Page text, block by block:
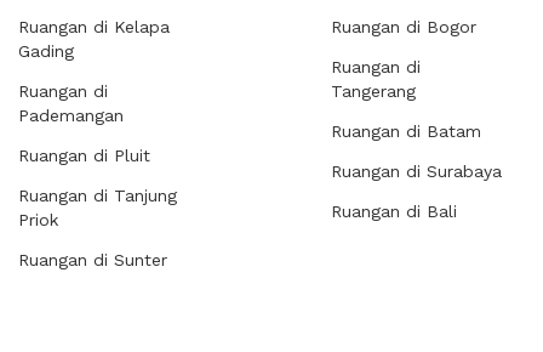
Ruangan di Kelapa
Gading
Ruangan di
Pademangan
Ruangan di Pluit
Ruangan di Tanjung
Priok
Ruangan di Sunter
Ruangan di Bogor
Ruangan di
Tangerang
Ruangan di Batam
Ruangan di Surabaya
Ruangan di Bali